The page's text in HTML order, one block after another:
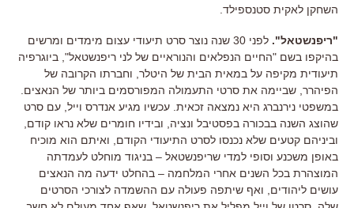
השחקן לאקית סטנספילד
"ריפנשטאל". לפני 30 שנה נוצר סרט תיעודי עצום מימדים ומרשים
בהיקפו בשם "החיים הנפלאים והנוראיים של לני ריפנשטאל", ביוגרפיה
תיעודית מקיפה על במאית הבית של היטלר וחברתו הקרובה של
הפיהרר שביימה את סרטי התעמולה המפורסמים ביותר של הנאצים
במשפטי נירנברג היא נמצאה זכאית עכשיו מגיע אנדרס וייל עם סרט
שהוצג השנה בבכורה בפסטיבל ונציה
ובידיו חומרים שלא נראו קודם
וביניהם קטעים שלא נכנסו לסרט התיעודי הקודם
ואיתם הוא מוכיח
באופן משכנע וסופי למדי שריפנשטאל – בניגוד מוחלט לעמדתה
המוצהרת בכל השנים אחרי המלחמה – בהחלט ידעה מה הנאצים
עושים ליהודים
ואף שיתפה פעולה עם ההשמדה לצורכי הסרטים